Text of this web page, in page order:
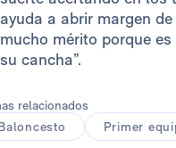
ayuda a abrir margen
mucho mérito porque
su cancha”.
relacionados
Primer